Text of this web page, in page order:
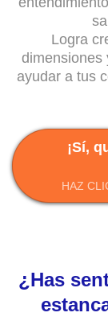
Logra
dimensiones
ayudar a tus
¡Sí,
HAZ
¿Has